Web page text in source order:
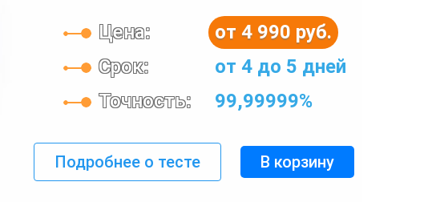
Цена:
от 4 990 руб.
Срок:
от 4 до 5 дней
Точность:
99,99999%
Подробнее о тесте В корзину